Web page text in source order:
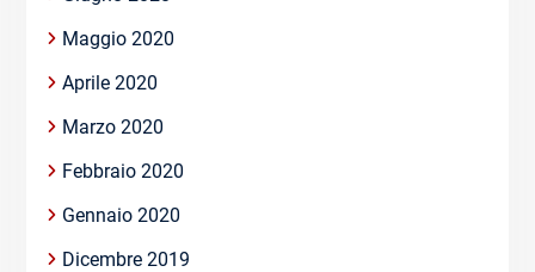
Maggio 2020
Aprile 2020
Marzo 2020
Febbraio 2020
Gennaio 2020
Dicembre 2019